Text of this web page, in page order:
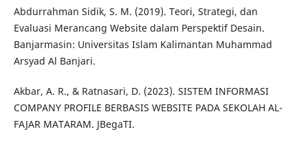
Abdurrahman Sidik, S. M. (2019). Teori, Strategi, dan
Evaluasi Merancang Website dalam Perspektif Desain.
Banjarmasin: Universitas Islam Kalimantan Muhammad
Arsyad Al Banjari.
Akbar, A. R., & Ratnasari, D. (2023). SISTEM INFORMASI
COMPANY PROFILE BERBASIS WEBSITE PADA SEKOLAH AL-
FAJAR MATARAM. JBegaTI.